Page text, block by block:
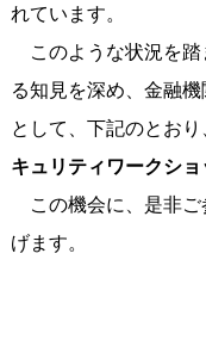
れています。
このような状況を踏
る知見を深め、金融
として、下記のとおり
キュリティワークシ
この機会に、是非ご
げます。